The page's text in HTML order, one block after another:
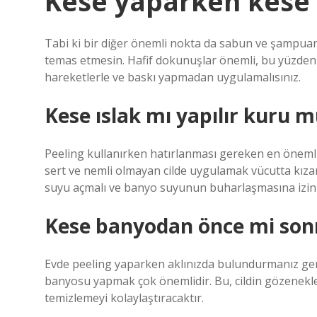
Tabi ki bir diğer önemli nokta da sabun ve
temas etmesin. Hafif dokunuşlar önemli, bu
hareketlerle ve baskı yapmadan uygulamalısınız.
Kese ıslak mı yapılır kuru
Peeling kullanırken hatırlanması gereken en
sert ve nemli olmayan cilde uygulamak vücutta
suyu açmalı ve banyo suyunun buharlaşmasına
Kese banyodan önce mi
Evde peeling yaparken aklınızda bulundurmanız
banyosu yapmak çok önemlidir. Bu, cildin
temizlemeyi kolaylaştıracaktır.